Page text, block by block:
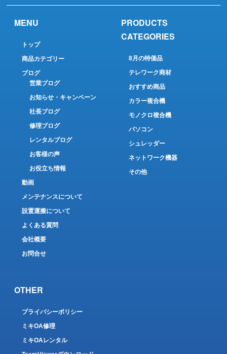
MENU
トップ
商品カテゴリー
ブログ
営業ブログ
お知らせ・キャンペーン
社長ブログ
修理ブログ
レンタルブログ
お客様の声
お役立ち情報
動画
メンテナンスについて
設置運搬について
よくある質問
会社概要
お問合せ
PRODUCTS
CATEGORIES
8月の特価品
テレワーク商材
おすすめ商品
カラー複合機
モノクロ複合機
パソコン
シュレッダー
ネットワーク機器
その他
OTHER
プライバシーポリシー
ミキOA修理
ミキOAレンタル